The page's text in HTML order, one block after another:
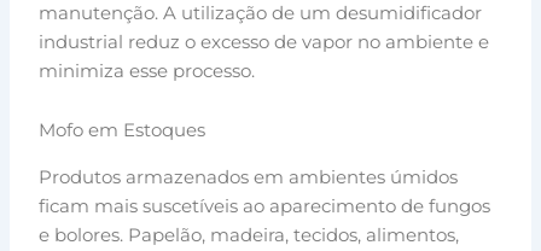
manutenção. A utilização de um desumidificador
industrial reduz o excesso de vapor no ambiente e
minimiza esse processo.
Mofo em Estoques
Produtos armazenados em ambientes úmidos
ficam mais suscetíveis ao aparecimento de fungos
e bolores. Papelão, madeira, tecidos, alimentos,